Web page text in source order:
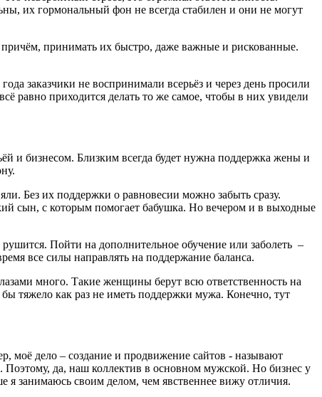
их гормональный фон не всегда стабилен и они не могут
принимать их быстро, даже важные и рискованные.
заказчики не воспринимали всерьёз и через день просили
равно приходится делать то же самое, чтобы в них увидели
и бизнесом. Близким всегда будет нужна поддержка жены и
Без их поддержки о равновесии можно забыть сразу.
сын, с которым помогает бабушка. Но вечером и в выходные
рушится. Пойти на дополнительное обучение или заболеть –
все силы направлять на поддержание баланса.
много. Такие женщины берут всю ответственность на
тяжело как раз не иметь поддержки мужа. Конечно, тут
моё дело – создание и продвижение сайтов - называют
да, наш коллектив в основном мужской. Но бизнес у
занимаюсь своим делом, чем явственнее вижу отличия.